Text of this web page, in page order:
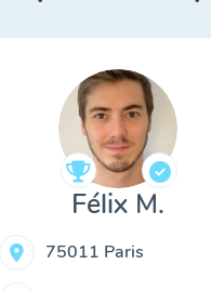
Félix M.
75011 Paris